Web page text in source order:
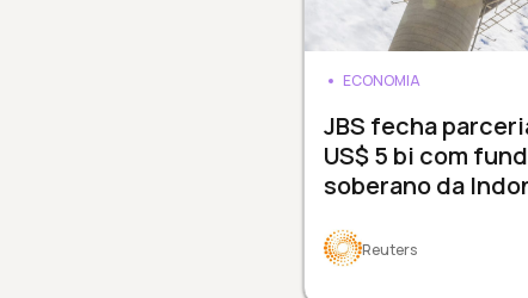
ECONOMIA
JBS fecha
US$ 5 bi com
soberano da
Reuters